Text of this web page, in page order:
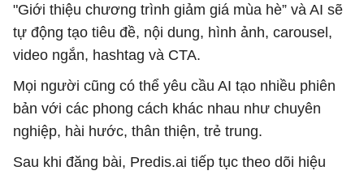
"Giới thiệu chương trình giảm giá mùa hè” và AI sẽ
tự động tạo tiêu đề, nội dung, hình ảnh, carousel,
video ngắn, hashtag và CTA.
Mọi người cũng có thể yêu cầu AI tạo nhiều phiên
bản với các phong cách khác nhau như chuyên
nghiệp, hài hước, thân thiện, trẻ trung.
Sau khi đăng bài, Predis.ai tiếp tục theo dõi hiệu